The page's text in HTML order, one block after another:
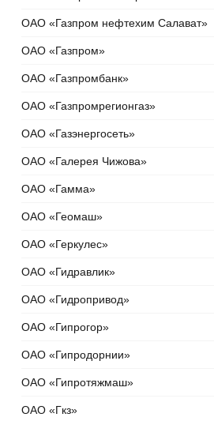
ОАО «Газпром нефтехим Салават»
ОАО «Газпром»
ОАО «Газпромбанк»
ОАО «Газпромрегионгаз»
ОАО «Газэнергосеть»
ОАО «Галерея Чижова»
ОАО «Гамма»
ОАО «Геомаш»
ОАО «Геркулес»
ОАО «Гидравлик»
ОАО «Гидропривод»
ОАО «Гипрогор»
ОАО «Гипродорнии»
ОАО «Гипротяжмаш»
ОАО «Гкз»